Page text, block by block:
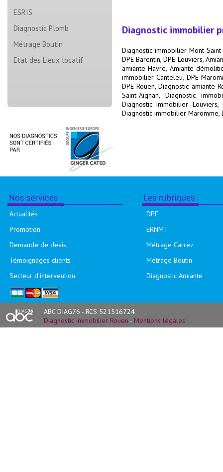
ESRIS
Diagnostic Plomb
Métrage Boutin
Etat des Lieux locatif
Diagnostic immobilier
Diagnostic immobilier Mont-
DPE Barentin,DPE Louviers,
amiante Havre, Amiante
immobilier Canteleu, DPE
DPE Rouen,Diagnostic amiante
Saint-Aignan,Diagnostic
Diagnostic immobilier Louviers,
Diagnostic immobilier Maromme,
Actualités
Promotion
Demande de devis
Témoignages clients
Secteur d'intervention
DPE
ERNMT
Métrage Carrez
Métrage Boutin
Diagnostic Amiante
ABC DIAG76 - RCS 521516724
Diagnostic immobilier Rouen - Mentions légales